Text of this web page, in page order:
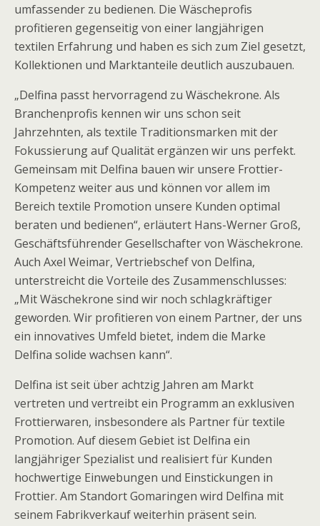
umfassender zu bedienen. Die Wäscheprofis
profitieren gegenseitig von einer langjährigen
textilen Erfahrung und haben es sich zum Ziel gesetzt,
Kollektionen und Marktanteile deutlich auszubauen.
„Delfina passt hervorragend zu Wäschekrone. Als
Branchenprofis kennen wir uns schon seit
Jahrzehnten, als textile Traditionsmarken mit der
Fokussierung auf Qualität ergänzen wir uns perfekt.
Gemeinsam mit Delfina bauen wir unsere Frottier-
Kompetenz weiter aus und können vor allem im
Bereich textile Promotion unsere Kunden optimal
beraten und bedienen“, erläutert Hans-Werner Groß,
Geschäftsführender Gesellschafter von Wäschekrone.
Auch Axel Weimar, Vertriebschef von Delfina,
unterstreicht die Vorteile des Zusammenschlusses:
„Mit Wäschekrone sind wir noch schlagkräftiger
geworden. Wir profitieren von einem Partner, der uns
ein innovatives Umfeld bietet, indem die Marke
Delfina solide wachsen kann“.
Delfina ist seit über achtzig Jahren am Markt
vertreten und vertreibt ein Programm an exklusiven
Frottierwaren, insbesondere als Partner für textile
Promotion. Auf diesem Gebiet ist Delfina ein
langjähriger Spezialist und realisiert für Kunden
hochwertige Einwebungen und Einstickungen in
Frottier. Am Standort Gomaringen wird Delfina mit
seinem Fabrikverkauf weiterhin präsent sein.